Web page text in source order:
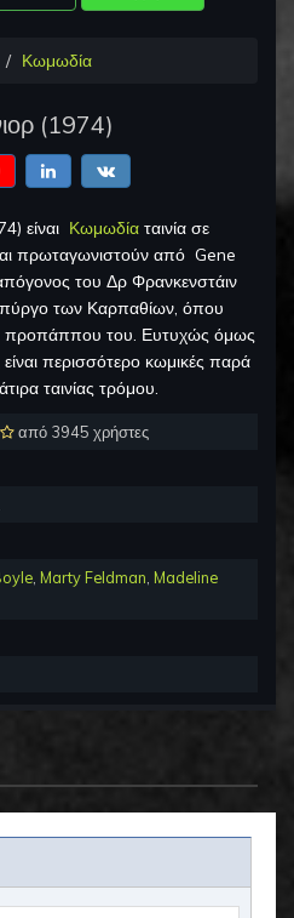
Κωμωδία
(1974)
) είναι Κωμωδία ταινία σε
πρωταγωνιστούν από Gene
του Δρ Φρανκενστάιν
πύργο των Καρπαθίων, όπου
προπάππου του. Ευτυχώς όμως
περισσότερο κωμικές παρά
ταινίας τρόμου.
από 3945 χρήστες
Marty Feldman Madeline